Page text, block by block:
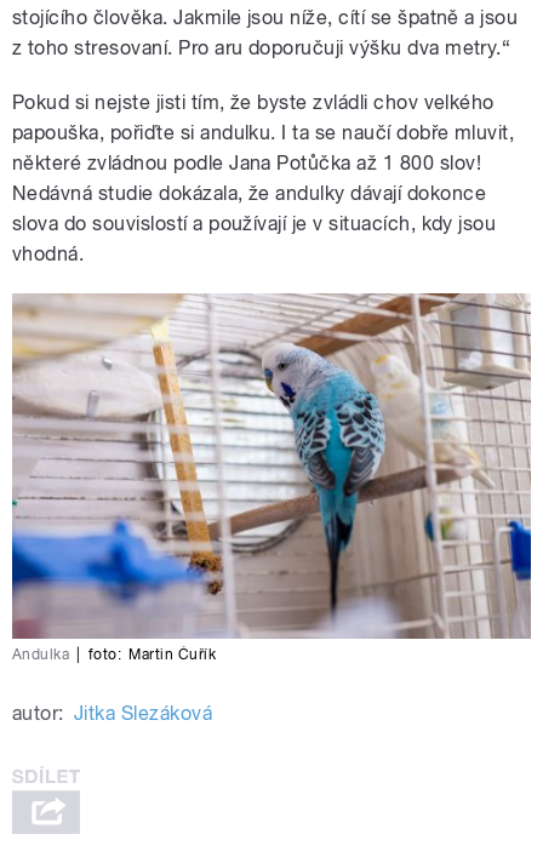
stojícího člověka. Jakmile jsou níže, cítí se špatně a jsou
z toho stresovaní. Pro aru doporučuji výšku dva metry.“
Pokud si nejste jisti tím, že byste zvládli chov velkého
papouška, pořiďte si andulku. I ta se naučí dobře mluvit,
některé zvládnou podle Jana Potůčka až 1 800 slov!
Nedávná studie dokázala, že andulky dávají dokonce
slova do souvislostí a používají je v situacích, kdy jsou
vhodná.
Andulka foto: Martin Čuřík
autor: Jitka Slezáková